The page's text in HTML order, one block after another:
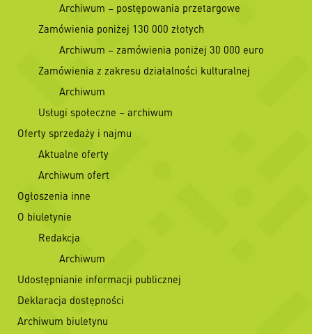
Archiwum – postępowania przetargowe
Zamówienia poniżej 130 000 złotych
Archiwum – zamówienia poniżej 30 000 euro
Zamówienia z zakresu działalności kulturalnej
Archiwum
Usługi społeczne – archiwum
Oferty sprzedaży i najmu
Aktualne oferty
Archiwum ofert
Ogłoszenia inne
O biuletynie
Redakcja
Archiwum
Udostępnianie informacji publicznej
Deklaracja dostępności
Archiwum biuletynu